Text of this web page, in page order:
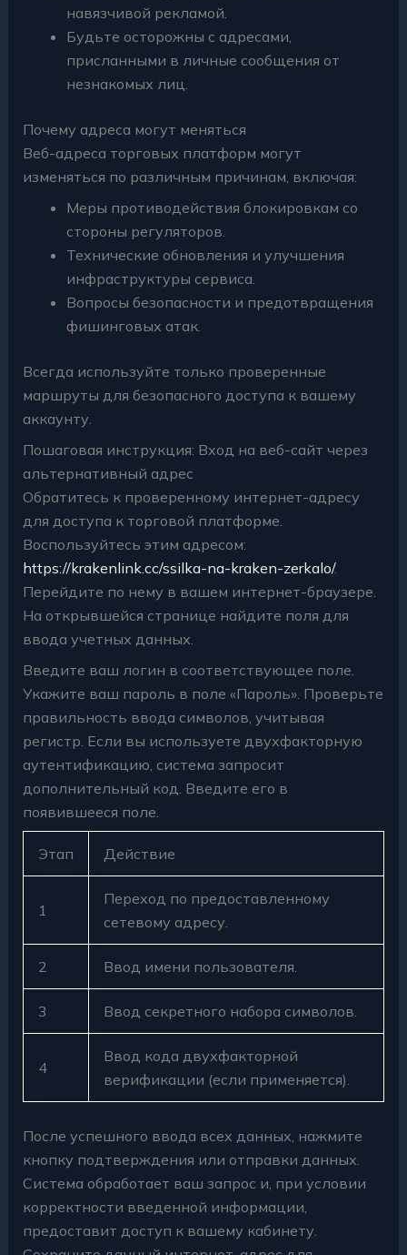
навязчивой рекламой.
Будьте осторожны с адресами,
присланными в личные сообщения от
незнакомых лиц.
Почему адреса могут меняться
Веб-адреса торговых платформ могут
изменяться по различным причинам, включая:
Меры противодействия блокировкам со
стороны регуляторов.
Технические обновления и улучшения
инфраструктуры сервиса.
Вопросы безопасности и предотвращения
фишинговых атак.
Всегда используйте только проверенные
маршруты для безопасного доступа к вашему
аккаунту.
Пошаговая инструкция: Вход на веб-сайт через
альтернативный адрес
Обратитесь к проверенному интернет-адресу
для доступа к торговой платформе.
Воспользуйтесь этим адресом:
https://krakenlink.cc/ssilka-na-kraken-zerkalo/.
Перейдите по нему в вашем интернет-браузере.
На открывшейся странице найдите поля для
ввода учетных данных.
Введите ваш логин в соответствующее поле.
Укажите ваш пароль в поле «Пароль». Проверьте
правильность ввода символов, учитывая
регистр. Если вы используете двухфакторную
аутентификацию, система запросит
дополнительный код. Введите его в
появившееся поле.
Этап Действие
1
Переход по предоставленному
сетевому адресу.
2 Ввод имени пользователя.
3 Ввод секретного набора символов.
4
Ввод кода двухфакторной
верификации (если применяется).
После успешного ввода всех данных, нажмите
кнопку подтверждения или отправки данных.
Система обработает ваш запрос и, при условии
корректности введенной информации,
предоставит доступ к вашему кабинету.